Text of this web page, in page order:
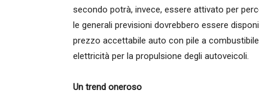
secondo potrà, invece, essere attivato per
le generali previsioni dovrebbero essere
prezzo accettabile auto con pile a
elettricità per la propulsione degli autoveicoli.
Un trend oneroso